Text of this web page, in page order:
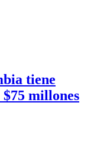
tiene
$75 millones